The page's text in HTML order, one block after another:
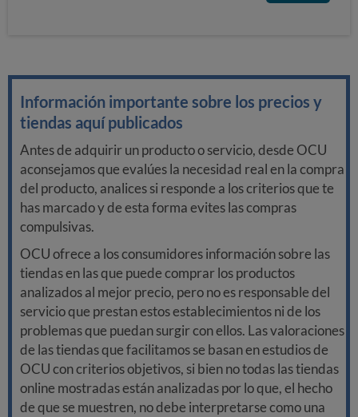
Información importante sobre los precios y
tiendas aquí publicados
Antes de adquirir un producto o servicio, desde OCU
aconsejamos que evalúes la necesidad real en la compra
del producto, analices si responde a los criterios que te
has marcado y de esta forma evites las compras
compulsivas.
OCU ofrece a los consumidores información sobre las
tiendas en las que puede comprar los productos
analizados al mejor precio, pero no es responsable del
servicio que prestan estos establecimientos ni de los
problemas que puedan surgir con ellos. Las valoraciones
de las tiendas que facilitamos se basan en estudios de
OCU con criterios objetivos, si bien no todas las tiendas
online mostradas están analizadas por lo que, el hecho
de que se muestren, no debe interpretarse como una